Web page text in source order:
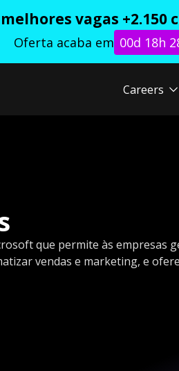
vagas +2.150
Oferta acaba em 00d 18h
Careers
que permite às empresas
vendas e marketing, e